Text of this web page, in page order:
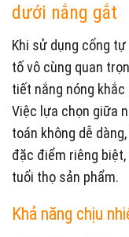
dưới nắng gắt
Khi sử dụng cổng
tố vô cùng quan
tiết nắng nóng
Việc lựa chọn giữa
toán không dễ
đặc điểm riêng
tuổi thọ sản phẩm.
Khả năng chịu